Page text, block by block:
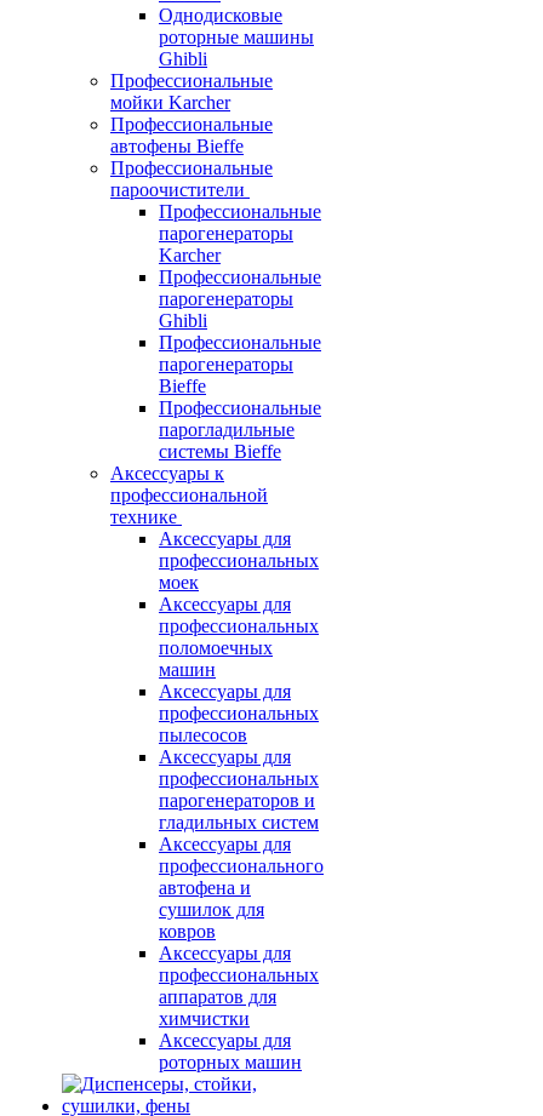
Однодисковые
роторные машины
Ghibli
Профессиональные
мойки Karcher
Профессиональные
автофены Bieffe
Профессиональные
пароочистители
Профессиональные
парогенераторы
Karcher
Профессиональные
парогенераторы
Ghibli
Профессиональные
парогенераторы
Bieffe
Профессиональные
парогладильные
системы Bieffe
Аксессуары к
профессиональной
технике
Аксессуары для
профессиональных
моек
Аксессуары для
профессиональных
поломоечных
машин
Аксессуары для
профессиональных
пылесосов
Аксессуары для
профессиональных
парогенераторов и
гладильных систем
Аксессуары для
профессионального
автофена и
сушилок для
ковров
Аксессуары для
профессиональных
аппаратов для
химчистки
Аксессуары для
роторных машин